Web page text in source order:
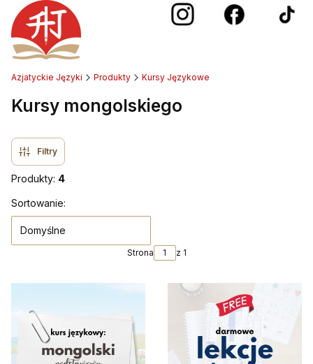
Azjatyckie Języki Produkty Kursy Językowe
Kursy mongolskiego
Filtry
Produkty: 4
Lista produktów
Sortowanie:
Domyślne
Strona z 1